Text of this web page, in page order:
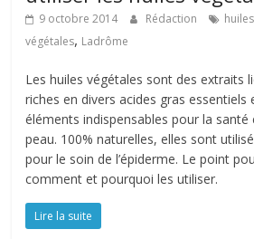
9 octobre 2014 Rédaction
végétales, Ladrôme
Les huiles végétales sont des extraits
riches en divers acides gras essentiels
éléments indispensables pour la santé
peau. 100% naturelles, elles sont
pour le soin de l’épiderme. Le point
comment et pourquoi les utiliser.
Lire la suite